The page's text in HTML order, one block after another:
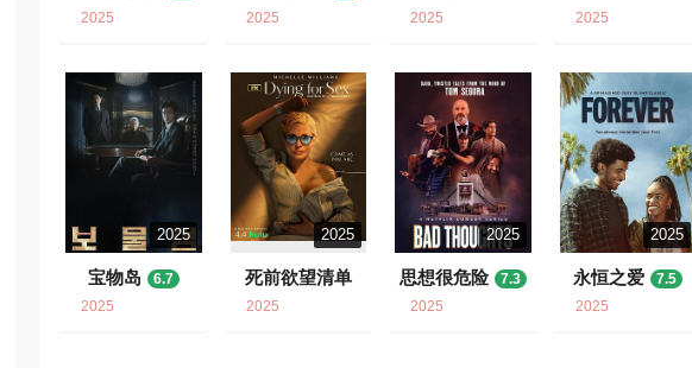
2025
2025
2025 2025
2025
宝物岛
6.7
2025
2025
死前欲望清单
2025
2025
思想很危险
7.3
2025
2025
永恒之爱
7.5
2025